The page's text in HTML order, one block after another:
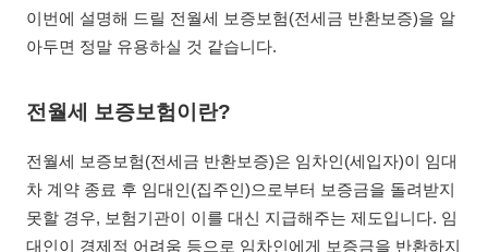
이번에 설명해 드릴 전월세 보증보험(전세금 반환보증)을 알
아두면 정말 유용하실 것 같습니다.
전월세 보증보험이란?
전월세 보증보험(전세금 반환보증)은 임차인(세입자)이 임대
차 계약 종료 후 임대인(집주인)으로부터 보증금을 돌려받지
못할 경우, 보험기관이 이를 대신 지급해주는 제도입니다. 임
대인이 경제적 어려움 등으로 임차인에게 보증금을 반환하지